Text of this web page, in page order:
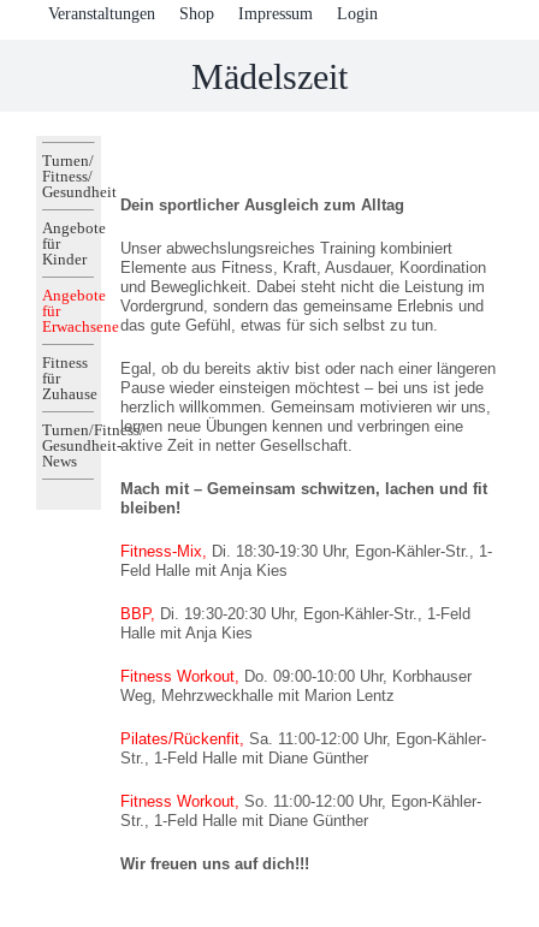
Veranstaltungen Shop Impressum Login
Mädelszeit
Dein sportlicher Ausgleich zum Alltag
Unser abwechslungsreiches Training kombiniert
Elemente aus Fitness, Kraft, Ausdauer, Koordination
und Beweglichkeit. Dabei steht nicht die Leistung im
Vordergrund, sondern das gemeinsame Erlebnis und
das gute Gefühl, etwas für sich selbst zu tun.
Egal, ob du bereits aktiv bist oder nach einer längeren
Pause wieder einsteigen möchtest – bei uns ist jede
herzlich willkommen. Gemeinsam motivieren wir uns,
lernen neue Übungen kennen und verbringen eine
aktive Zeit in netter Gesellschaft.
Mach mit – Gemeinsam schwitzen, lachen und fit
bleiben!
Fitness-Mix, Di. 18:30-19:30 Uhr, Egon-Kähler-Str., 1-
Feld Halle mit Anja Kies
BBP, Di. 19:30-20:30 Uhr, Egon-Kähler-Str., 1-Feld
Halle mit Anja Kies
Fitness Workout, Do. 09:00-10:00 Uhr, Korbhauser
Weg, Mehrzweckhalle mit Marion Lentz
Pilates/Rückenfit, Sa. 11:00-12:00 Uhr, Egon-Kähler-
Str., 1-Feld Halle mit Diane Günther
Fitness Workout, So. 11:00-12:00 Uhr, Egon-Kähler-
Str., 1-Feld Halle mit Diane Günther
Wir freuen uns auf dich!!!
Turnen/
Fitness/
Gesundheit
Angebote
für
Kinder
Angebote
für
Erwachsene
Fitness
für
Zuhause
Turnen/Fitness/
Gesundheit-
News